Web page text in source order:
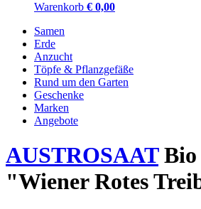
Warenkorb € 0,00
Samen
Erde
Anzucht
Töpfe & Pflanzgefäße
Rund um den Garten
Geschenke
Marken
Angebote
AUSTROSAATBio
"Wiener Rotes